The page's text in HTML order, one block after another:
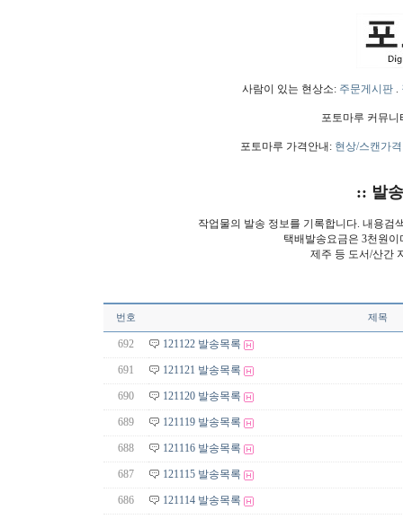
사람이 있는 현상소: 주문게시판.
포토마루 커뮤
포토마루 가격안내: 현상/스캔가격
:: 발
작업물의 발송 정보를 기록합니다. 내용검
택배발송요금은 3천원
제주 등 도서/산간
번호 제목
692 121122 발송목록
691 121121 발송목록
690 121120 발송목록
689 121119 발송목록
688 121116 발송목록
687 121115 발송목록
686 121114 발송목록